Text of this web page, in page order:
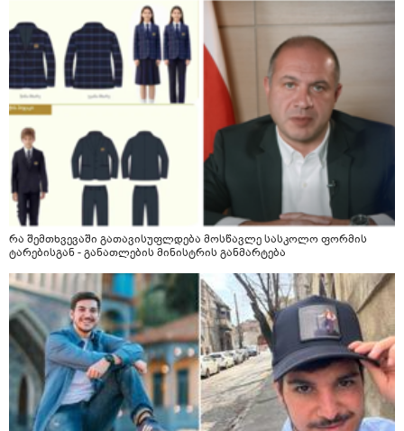
რა შემთხვევაში გათავისუფლდება მოსწავლე სასკოლო ფორმის
ტარებისგან - განათლების მინისტრის განმარტება